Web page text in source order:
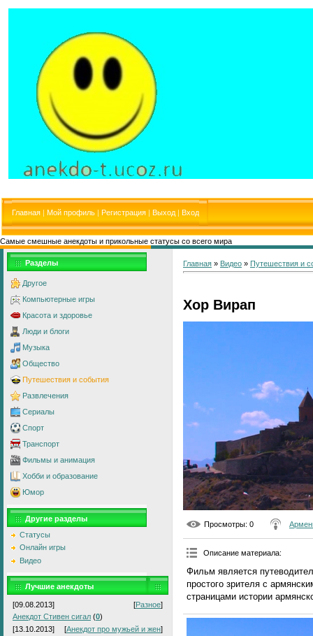
Главная | Мой профиль | Регистрация | Выход | Вход
Самые смешные анекдоты и прикольные статусы со всего мира
Разделы
Другое
Компьютерные игры
Красота и здоровье
Люди и блоги
Музыка
Общество
Путешествия и события
Развлечения
Сериалы
Спорт
Транспорт
Фильмы и анимация
Хобби и образование
Юмор
Другие разделы
Статусы
Онлайн игры
Видео
Лучшие анекдоты
[09.08.2013] [Разное]
Анекдот Стивен сигал (0)
[13.10.2013]
[Анекдот про мужьей и жен]
Главная » Видео » Путешествия и
Хор Вирап
Просмотры: 0
Описание материала:
Фильм является
простого зрителя с
страницами истории